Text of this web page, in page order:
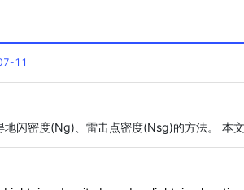
11
闪密度(Ng)、雷击点密度(Nsg)的方法。 本